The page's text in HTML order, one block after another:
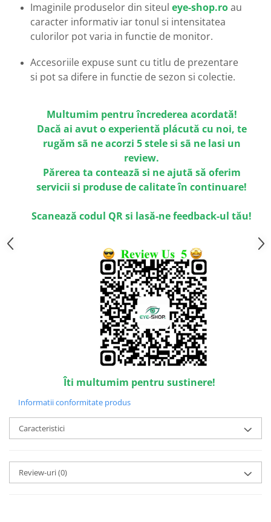
Cubista
Diesel
Emporio Armani
Escada
Hackett London
Just Cavalli
Mondoo
Porsche Design
Ray Ban
Romeo Careye
Silhouette
Stepper Titan
Sunfire
Imaginile produselor din siteul eye-shop.roau
caracter informativ iar tonul si intensitatea
culorilor pot varia in functie de monitor.
Accesoriile expuse sunt cu titlu de prezentare
si pot sa difere in functie de sezon si colectie.
Multumim pentru încrederea acordată!
Dacă ai avut o experientă plácută cu noi, te
rugăm sã ne acorzi 5 stele si sã ne lasi un
review.
Părerea ta conteazã si ne ajutã să oferim
servicii si produse de calitate în continuare!
Scanează codul QR si lasă-ne feedback-ul tău!
Îti multumim pentru sustinere!
Informatii conformitate produs
Caracteristici
Review-uri(0)